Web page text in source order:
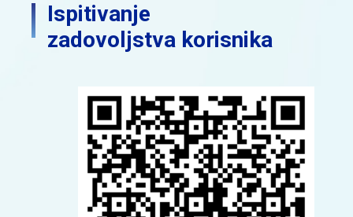
Ispitivanje
zadovoljstva korisnika